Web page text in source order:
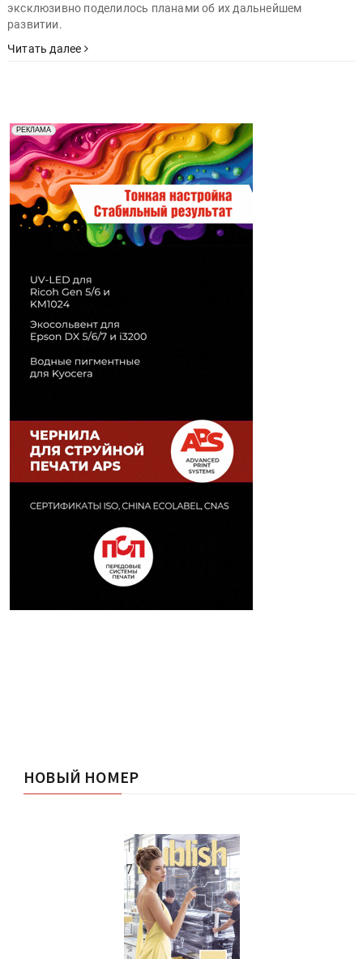
эксклюзивно поделилось планами об их дальнейшем
развитии.
Читать далее
РЕКЛАМА
Реклама. Рекламодатель ООО "Передовые Системы
Печати" erid: 2SDnjd2d4Qz
НОВЫЙ НОМЕР